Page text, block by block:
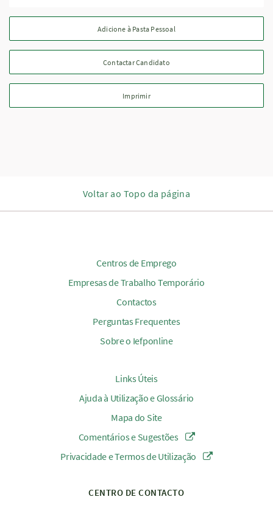
Voltar ao Topo da página
Centros de Emprego
Empresas de Trabalho Temporário
Contactos
Perguntas Frequentes
Sobre o Iefponline
Links Úteis
Ajuda à Utilização e Glossário
Mapa do Site
Comentários e Sugestões
Privacidade e Termos de Utilização
CENTRO DE CONTACTO